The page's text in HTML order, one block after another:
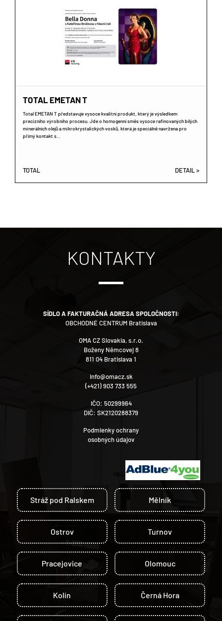
TOTAL EMETAN T
Total EMETAN T představuje vysoce kvalitní produkt, který je výsledkem
precizního výrobního procesu. Jde o homogenní směs vysoce rafinovaných bílých
minerálních olejů a mikrokrystalických vosků, která je speciálně navržena pro
přímý kontakt s…
TOTAL DETAIL >
KONTAKTY
SÍDLO A FAKTURAČNÁ ADRESA SPOLOČNOSTI:
OBCHODNÉ CENTRUM Bratislava
OMA CZ Slovakia, s.r.o.
Boženy Němcovej 8
811 04 Bratislava 1
info@omacz.sk
(+421) 903 733 555
IČO: 50299964
DIČ: SK2120288379
Podmienky ochrany
osobných údajov
Stráž pod Ralskem Mělník
Ostrov Turnov
Pracejovice Olomouc
Kolín Černá Hora